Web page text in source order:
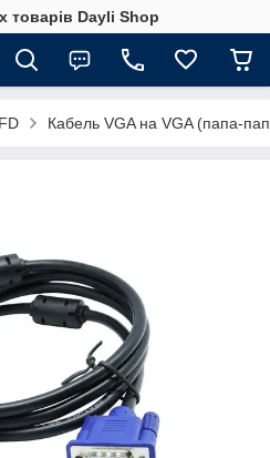
товарів Dayli Shop
FD Кабель VGA на VGA (папа-